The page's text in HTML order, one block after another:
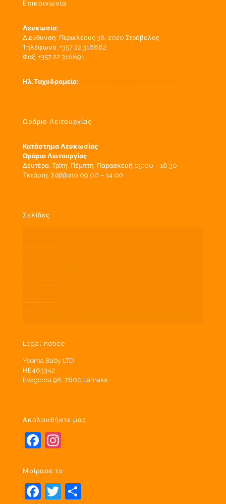
Επικοινωνία
Λευκωσία:
Διεύθυνση: Περικλέους 38, 2020 Στρόβολος
Tηλέφωνο: +357 22 316882
Φαξ: +357 22 316891
Ηλ.Ταχυδρομείο:
Ωράριο Λειτουργίας
Κατάστημα Λευκωσίας
Ωράριο Λειτουργίας
Δευτέρα, Τρίτη, Πέμπτη, Παρασκευή 09:00 – 18:30
Τετάρτη, Σάββατο 09:00 – 14:00
Σελίδες
Legal notice
Yooma Baby LTD
ΗΕ463342
Evagorou 98, 7600 Larnaka
Ακολουθήστε μας
Facebook
Μοίρασε το
Facebook
Twitter